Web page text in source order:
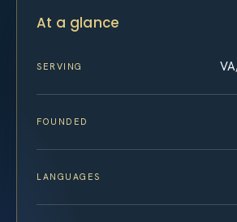
At a glance
SERVING
FOUNDED
LANGUAGES